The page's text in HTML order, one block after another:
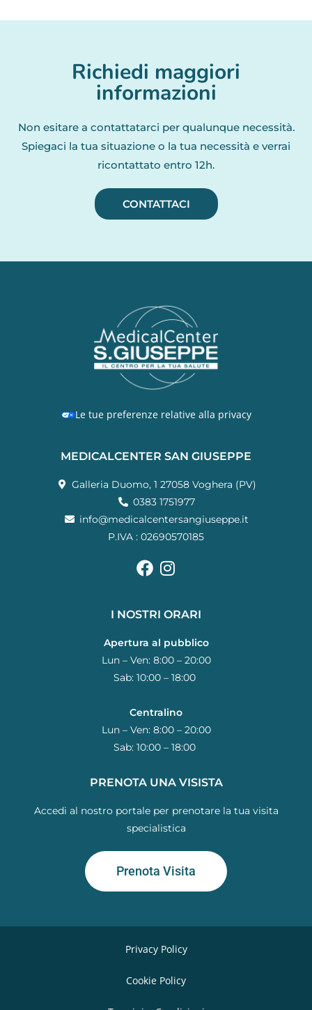
Richiedi maggiori
informazioni
Non esitare a contattatarci per qualunque necessità.
Spiegaci la tua situazione o la tua necessità e verrai
ricontattato entro 12h.
CONTATTACI
Le tue preferenze relative alla privacy
MEDICALCENTER SAN GIUSEPPE
Galleria Duomo, 1 27058 Voghera (PV)
0383 1751977
info@medicalcentersangiuseppe.it
P.IVA : 02690570185
I NOSTRI ORARI
Apertura al pubblico
Lun – Ven: 8:00 – 20:00
Sab: 10:00 – 18:00
Centralino
Lun – Ven: 8:00 – 20:00
Sab: 10:00 – 18:00
PRENOTA UNA VISISTA
Accedi al nostro portale per prenotare la tua visita
specialistica
Prenota Visita
Privacy Policy
Cookie Policy